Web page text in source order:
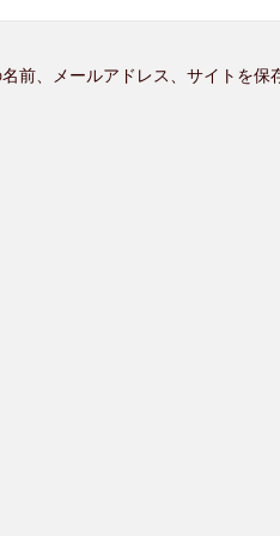
前、メールアドレス、サイトを保